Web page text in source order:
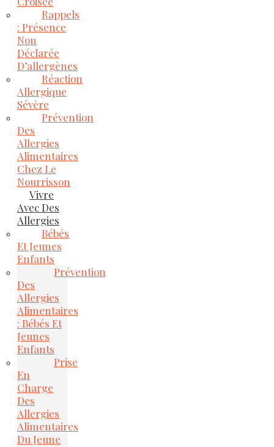
Rappels
: Présence
Non
Déclarée
D’allergènes
Réaction
Allergique
Sévère
Prévention
Des
Allergies
Alimentaires
Chez Le
Nourrisson
Vivre
Avec Des
Allergies
Bébés
Et Jeunes
Enfants
Prévention
Des
Allergies
Alimentaires
: Bébés Et
Jeunes
Enfants
Prise
En
Charge
Des
Allergies
Alimentaires
Du Jeune